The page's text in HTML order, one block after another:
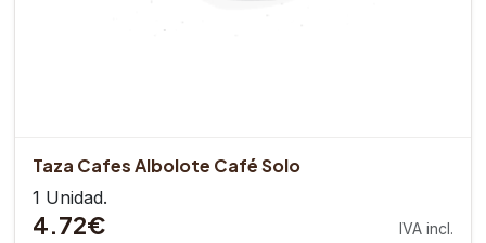
Taza Cafes Albolote Café Solo
1 Unidad.
4.72€ IVA incl.